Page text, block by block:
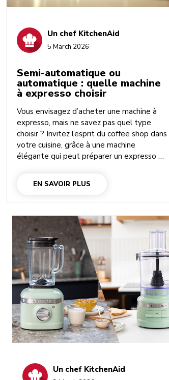
Un chef KitchenAid
5 March 2026
Semi-automatique ou
automatique : quelle machine
à expresso choisir
Vous envisagez d’acheter une machine à
expresso, mais ne savez pas quel type
choisir ? Invitez l’esprit du coffee shop dans
votre cuisine, grâce à une machine
élégante qui peut préparer un expresso ou
devez choisir une machine à expresso
entre flexibilité, commodité et qualité du
café. Découvrez la différence entre les
machines à expresso semi-automatiques
et automatiques (parfois appelées « super-
automatiques ») pour trouver le modèle
idéal.
EN SAVOIR PLUS
Un chef KitchenAid